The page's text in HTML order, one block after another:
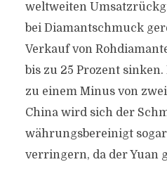
weltweiten
bei Diamantschmuck
Verkauf von
bis zu 25 Prozent
zu einem Minus von
China wird sich der
währungsbereinigt
verringern, da der Yuan